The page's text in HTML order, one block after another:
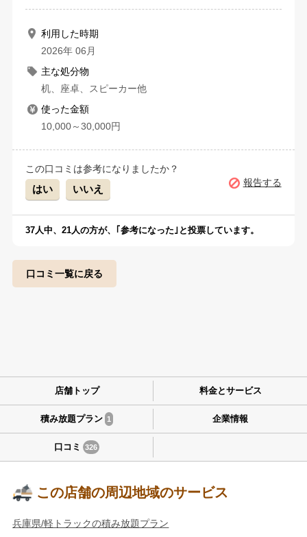
利用した時期
2026年 06月
主な処分物
机、座卓、スピーカー他
使った金額
10,000～30,000円
この口コミは参考になりましたか？
はい いいえ
報告する
37人中、21人の方が、｢参考になった｣と投票しています。
口コミ一覧に戻る
店舗トップ 料金とサービス
積み放題プラン 1 企業情報
口コミ 326
この店舗の周辺地域のサービス
兵庫県/軽トラックの積み放題プラン